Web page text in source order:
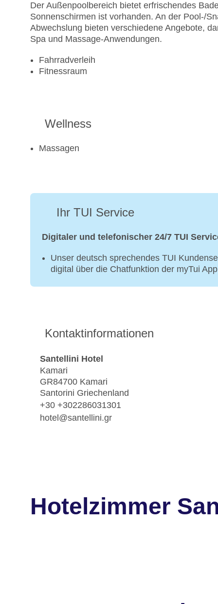
Der Außenpoolbereich bietet erfrischendes
Sonnenschirmen ist vorhanden. An der Pool-/
Abwechslung bieten verschiedene Angebote,
Spa und Massage-Anwendungen.
Fahrradverleih
Fitnessraum
Wellness
Massagen
Ihr TUI Service
Digitaler und telefonischer 24/7 TUI
Unser deutsch sprechendes TUI
digital über die Chatfunktion der myTui
Kontaktinformationen
Santellini Hotel
Kamari
GR84700 Kamari
Santorini Griechenland
+30 +302286031301
hotel@santellini.gr
Hotelzimmer